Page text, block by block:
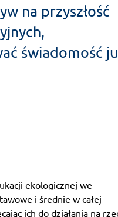
na przyszłość
świadomość
ekologicznej we
i średnie w całej
ich do działania na